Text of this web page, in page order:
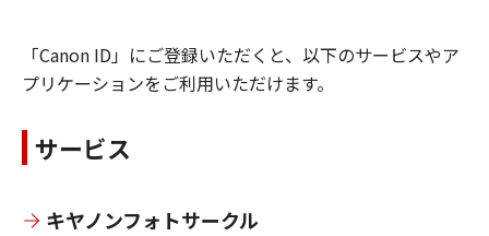
「Canon ID」にご登録いただくと、以下のサービスやア
プリケーションをご利用いただけます。
サービス
キヤノンフォトサークル